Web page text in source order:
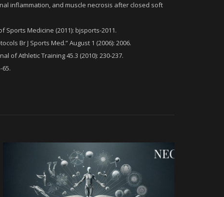
inflammation, and muscle necrosis after closed soft
Sports Medicine (2011): bjsports-2011.
Br J Sports Med.” August 1 (2006): 2006.
of Athletic Training 45.3 (2010): 230-237.